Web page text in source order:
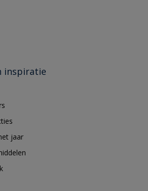
inspiratie
jaar